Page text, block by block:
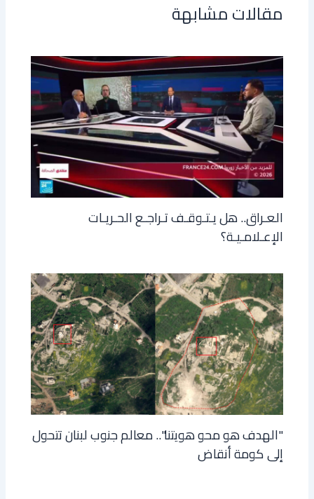
مقالات مشابهة
العـراق.. هل يـتـوقـف تـراجـع الحـريـات
الإعـلامـيـة؟
"الهدف هو محو هويتنا".. معالم جنوب لبنان تتحول
إلى كومة أنقاض